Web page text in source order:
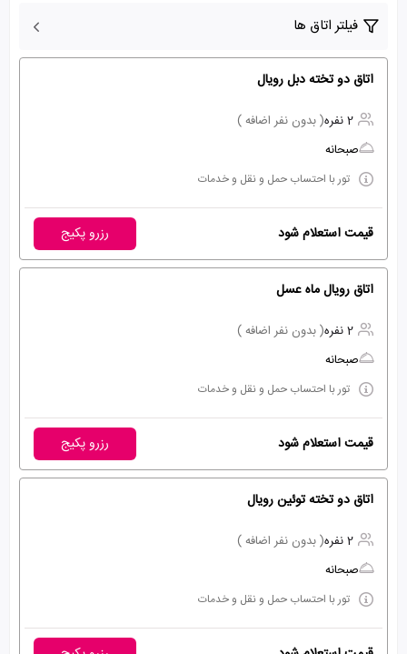
فیلتر اتاق ها
اتاق دو تخته دبل رویال
2 نفره
( بدون نفر اضافه )
صبحانه
تور با احتساب حمل و نقل و خدمات
قیمت استعلام شود رزرو پکیج
اتاق رویال ماه عسل
2 نفره
( بدون نفر اضافه )
صبحانه
تور با احتساب حمل و نقل و خدمات
قیمت استعلام شود رزرو پکیج
اتاق دو تخته توئین رویال
2 نفره
( بدون نفر اضافه )
صبحانه
تور با احتساب حمل و نقل و خدمات